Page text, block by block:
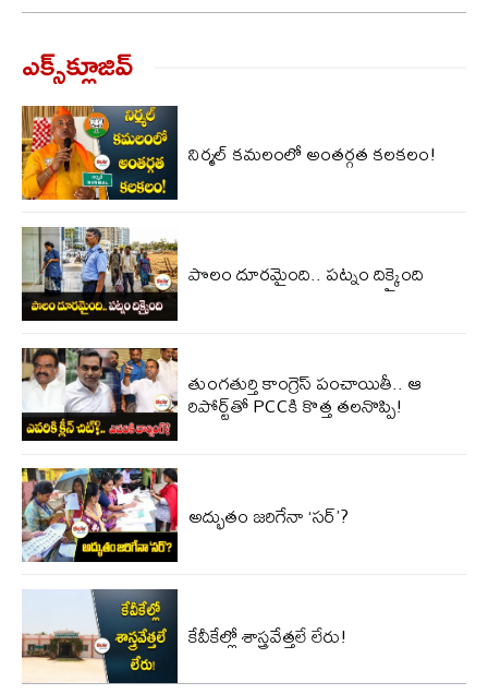
ఎక్స్‌క్లూజివ్‌
నిర్మల్ కమలంలో అంతర్గత కలకలం!
పొలం దూరమైంది.. పట్నం దిక్కైంది
తుంగతుర్తి కాంగ్రెస్‌ పంచాయితీ.. ఆ
రిపోర్ట్‌తో PCCకి కొత్త తలనొప్పి!
అద్భుతం జరిగేనా ‘సర్’?
కేవీకేల్లో శాస్త్రవేత్తలే లేరు!